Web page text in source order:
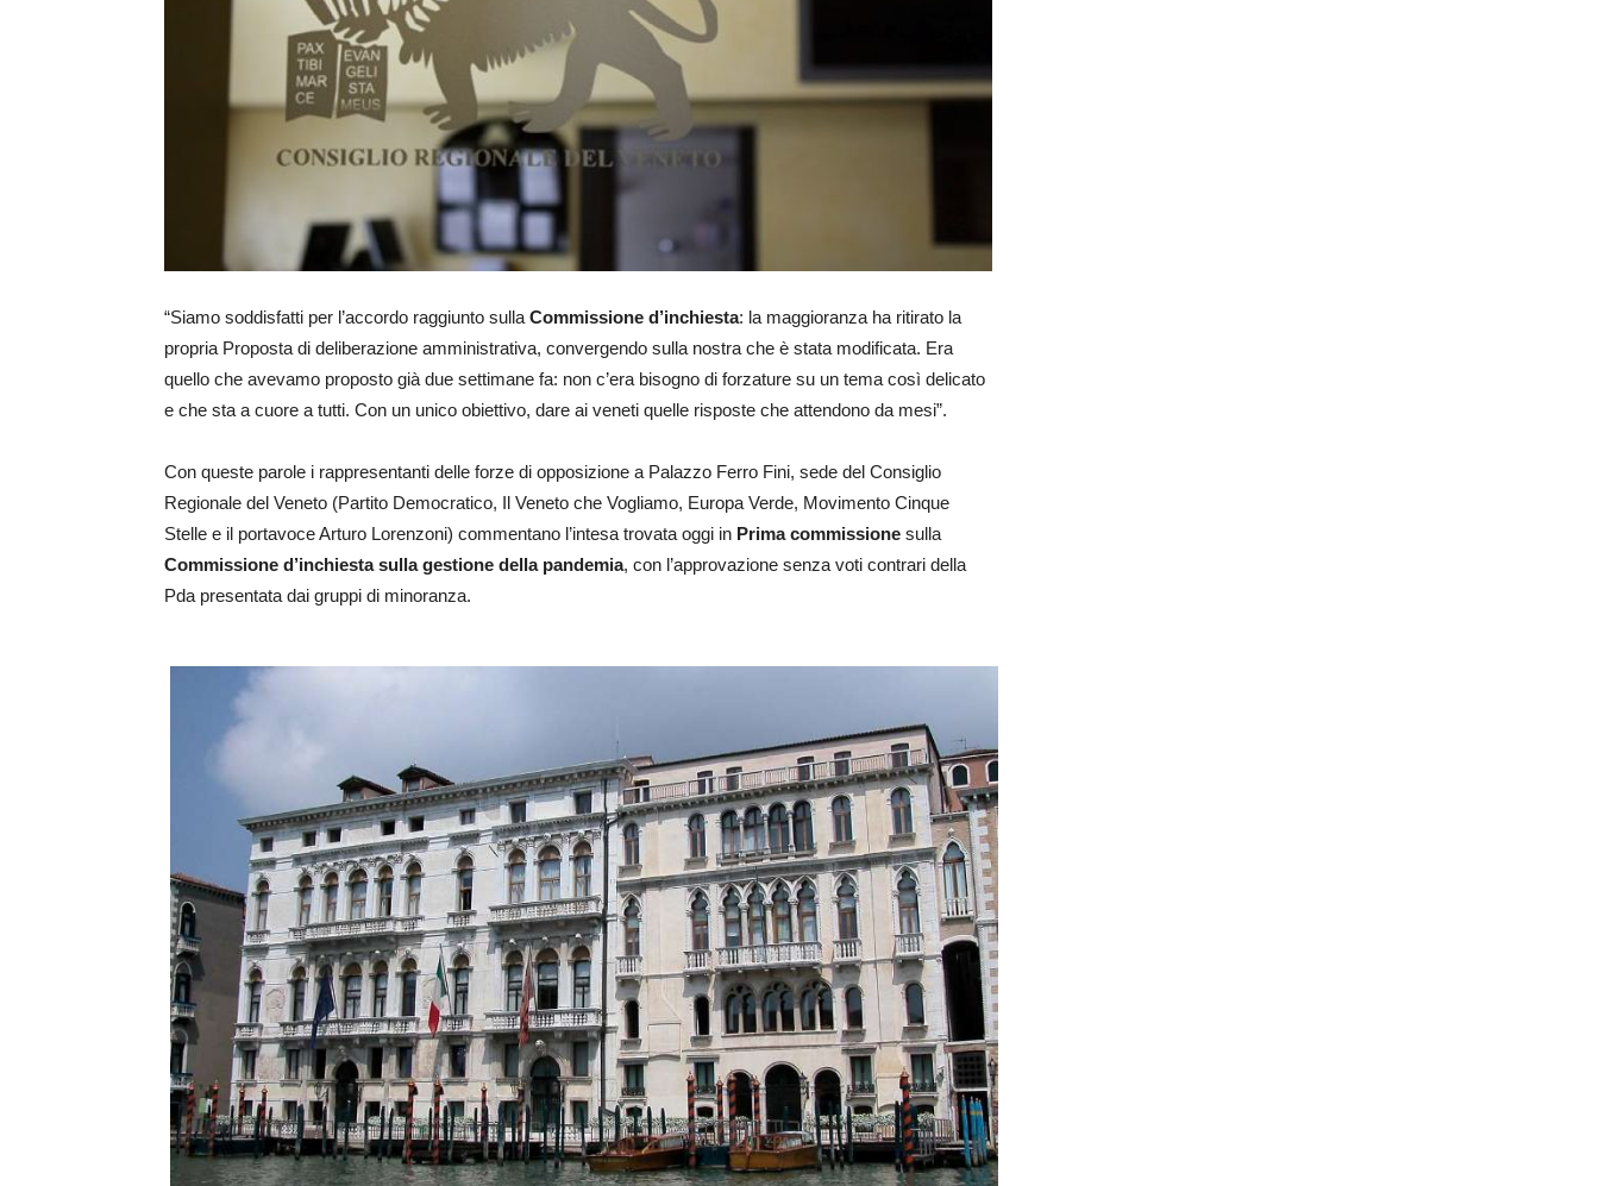
“Siamo soddisfatti per l’accordo raggiunto sulla Commissione d’inchiesta: la maggioranza ha ritirato la
propria Proposta di deliberazione amministrativa, convergendo sulla nostra che è stata modificata. Era
quello che avevamo proposto già due settimane fa: non c’era bisogno di forzature su un tema così delicato
e che sta a cuore a tutti. Con un unico obiettivo, dare ai veneti quelle risposte che attendono da mesi”.
Con queste parole i rappresentanti delle forze di opposizione a Palazzo Ferro Fini, sede del Consiglio
Regionale del Veneto (Partito Democratico, Il Veneto che Vogliamo, Europa Verde, Movimento Cinque
Stelle e il portavoce Arturo Lorenzoni) commentano l’intesa trovata oggi in Prima commissione sulla
Commissione d’inchiesta sulla gestione della pandemia, con l’approvazione senza voti contrari della
Pda presentata dai gruppi di minoranza.